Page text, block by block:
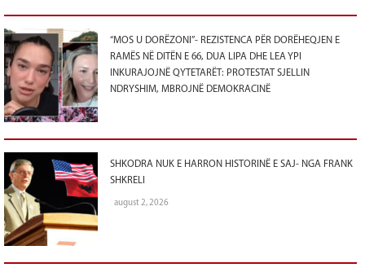
“MOS U DORËZONI”- REZISTENCA PËR DORËHEQJEN E
RAMËS NË DITËN E 66, DUA LIPA DHE LEA YPI
INKURAJOJNË QYTETARËT: PROTESTAT SJELLIN
NDRYSHIM, MBROJNË DEMOKRACINË
SHKODRA NUK E HARRON HISTORINË E SAJ- NGA FRANK
SHKRELI
august 2, 2026